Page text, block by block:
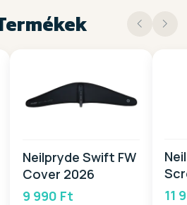
Neilpryde Swift FW
Cover 2026
9 990 Ft
11